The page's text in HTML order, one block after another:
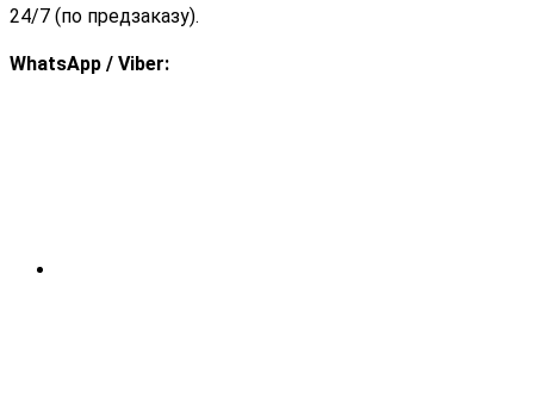
24/7 (по предзаказу).
WhatsApp / Viber: